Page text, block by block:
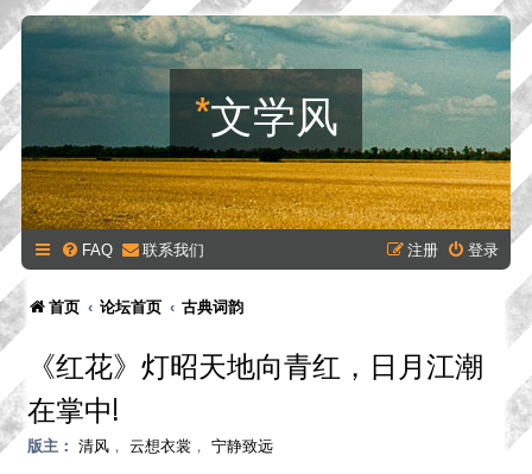
*文学风
FAQ 联系我们 登录
注册
首页 论坛首页 古典词韵
《红花》灯昭天地向青红，日月江潮
在掌中!
版主： 清风 ， 云想衣裳 ， 宁静致远